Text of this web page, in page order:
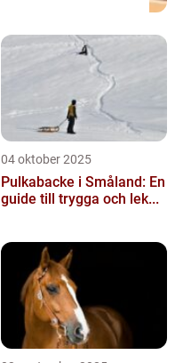
04 oktober 2025
Pulkabacke i Småland: En
guide till trygga och lek...